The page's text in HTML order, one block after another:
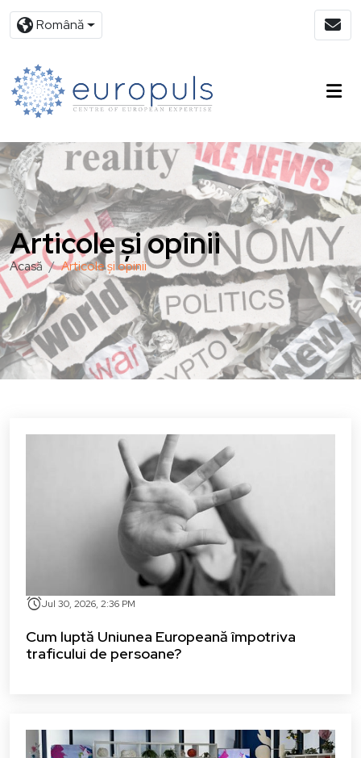
Română
Articole și opinii
Acasă Articole și opinii
alarmJul 30, 2026, 2:36 PM
Cum luptă Uniunea Europeană împotriva
traficului de persoane?